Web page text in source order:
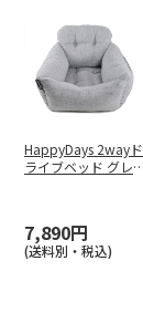
HappyDays 2wayド
ライブベッド グレ
7,890円
(送料別・税込)